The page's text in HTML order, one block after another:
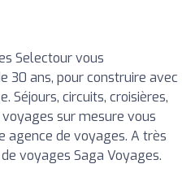
Selectour vous
30 ans, pour construire avec
Séjours, circuits, croisières,
sur mesure vous
agence de voyages. A très
voyages Saga Voyages.